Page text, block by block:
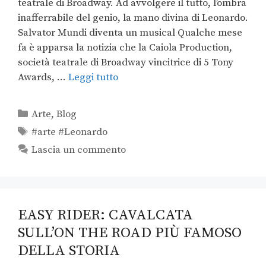
teatrale di Broadway. Ad avvolgere il tutto, l’ombra
inafferrabile del genio, la mano divina di Leonardo.
Salvator Mundi diventa un musical Qualche mese
fa è apparsa la notizia che la Caiola Production,
società teatrale di Broadway vincitrice di 5 Tony
Awards, … Leggi tutto
Arte,Blog
#arte #Leonardo
Lascia un commento
EASY RIDER: CAVALCATA
SULL’ON THE ROAD PIÙ FAMOSO
DELLA STORIA